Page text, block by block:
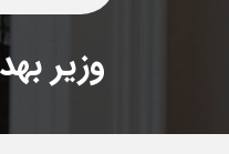
وزیر